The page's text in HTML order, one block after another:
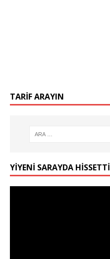
TARIF ARAYIN
YIYENI SARAYDA